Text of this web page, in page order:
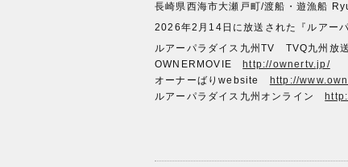
長崎県西海市大瀬戸町/渡船・遊漁船
2026年2月14日に放送された『ルアー
ルアーパラダイス九州TV TVQ九州
OWNERMOVIE
http://ownertv.jp/
オーナーばりwebsite
http://
ルアーパラダイス九州オンライン